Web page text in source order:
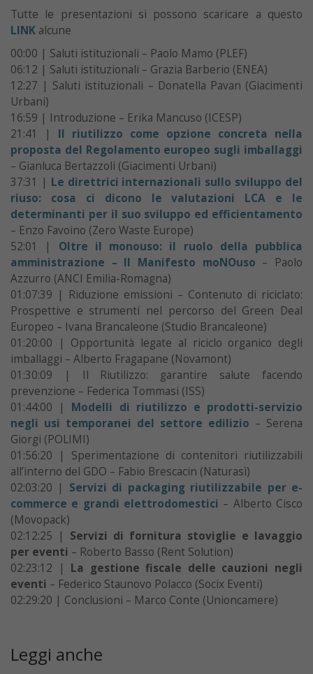
Tutte le presentazioni si possono scaricare a questo
LINK alcune
00:00 | Saluti istituzionali – Paolo Mamo (PLEF)
06:12 | Saluti istituzionali – Grazia Barberio (ENEA)
12:27 | Saluti istituzionali – Donatella Pavan (Giacimenti
Urbani)
16:59 | Introduzione – Erika Mancuso (ICESP)
21:41 | Il riutilizzo come opzione concreta nella
proposta del Regolamento europeo sugli imballaggi
– Gianluca Bertazzoli (Giacimenti Urbani)
37:31 | Le direttrici internazionali sullo sviluppo del
riuso: cosa ci dicono le valutazioni LCA e le
determinanti per il suo sviluppo ed efficientamento
– Enzo Favoino (Zero Waste Europe)
52:01 | Oltre il monouso: il ruolo della pubblica
amministrazione – Il Manifesto moNOuso – Paolo
Azzurro (ANCI Emilia-Romagna)
01:07:39 | Riduzione emissioni – Contenuto di riciclato:
Prospettive e strumenti nel percorso del Green Deal
Europeo – Ivana Brancaleone (Studio Brancaleone)
01:20:00 | Opportunità legate al riciclo organico degli
imballaggi – Alberto Fragapane (Novamont)
01:30:09 | Il Riutilizzo: garantire salute facendo
prevenzione – Federica Tommasi (ISS)
01:44:00 | Modelli di riutilizzo e prodotti-servizio
negli usi temporanei del settore edilizio – Serena
Giorgi (POLIMI)
01:56:20 | Sperimentazione di contenitori riutilizzabili
all’interno del GDO – Fabio Brescacin (Naturasì)
02:03:20 |
Servizi di packaging riutilizzabile per e-
commerce e grandi elettrodomestici – Alberto Cisco
(Movopack)
02:12:25 | Servizi di fornitura stoviglie e lavaggio
per eventi – Roberto Basso (Rent Solution)
02:23:12 | La gestione fiscale delle cauzioni negli
eventi – Federico Staunovo Polacco (Socix Eventi)
02:29:20 | Conclusioni – Marco Conte (Unioncamere)
Leggi anche